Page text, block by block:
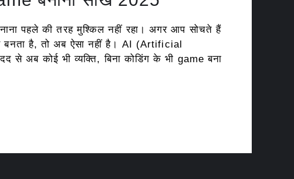
पहले की तरह मुश्किल नहीं रहा। अगर आप सोचते हैं
बनता है, तो अब ऐसा नहीं है। AI (Artificial
से अब कोई भी व्यक्ति, बिना कोडिंग के भी game बना